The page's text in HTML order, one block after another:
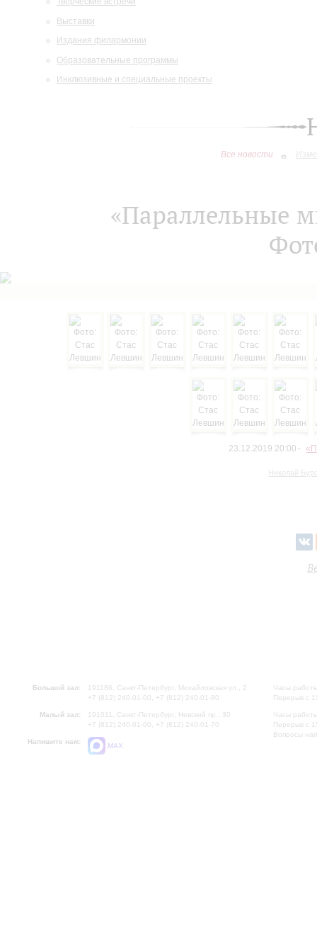
Выставки
Издания филармонии
Образовательные программы
Инклюзивные и специальные проекты
Все новости
«Параллельные
23.12.2019 20:00
Николай
Большой зал:
191186, Санкт-Петербург, Михайловская ул., 2
+7 (812) 240-01-00, +7 (812) 240-01-80
Малый зал:
191011, Санкт-Петербург, Невский пр., 30
+7 (812) 240-01-00, +7 (812) 240-01-70
Напишите нам:
MAX
Часы
Перерыв с
Часы
Перерыв с
Вопросы